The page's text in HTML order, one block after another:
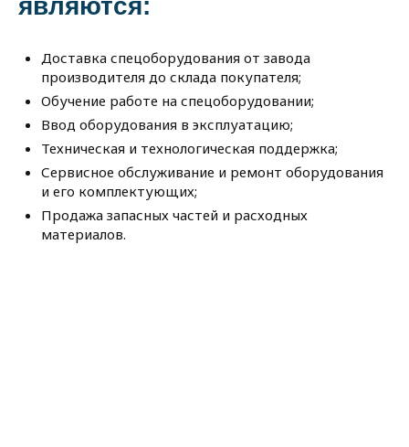
являются:
Доставка спецоборудования от завода
производителя до склада покупателя;
Обучение работе на спецоборудовании;
Ввод оборудования в эксплуатацию;
Техническая и технологическая поддержка;
Сервисное обслуживание и ремонт оборудования
и его комплектующих;
Продажа запасных частей и расходных
материалов.